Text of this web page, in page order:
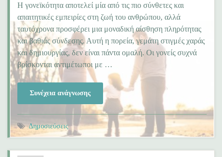
Η γονεϊκότητα αποτελεί μία από τις πιο σύνθετες και
απαιτητικές εμπειρίες στη ζωή του ανθρώπου, αλλά
ταυτόχρονα προσφέρει μια μοναδική αίσθηση πληρότητας
και βαθιάς σύνδεσης. Αυτή η πορεία, γεμάτη στιγμές χαράς
και δημιουργίας, δεν είναι πάντα ομαλή. Οι γονείς συχνά
βρίσκονται αντιμέτωποι με …
Συνέχεια ανάγνωσης
Δημοσιεύσεις